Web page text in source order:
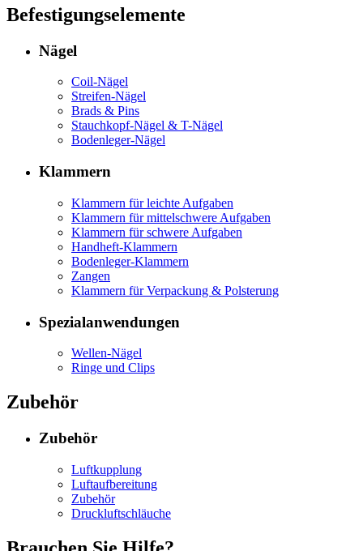
Befestigungselemente
Nägel
Coil-Nägel
Streifen-Nägel
Brads & Pins
Stauchkopf-Nägel & T-Nägel
Bodenleger-Nägel
Klammern
Klammern für leichte Aufgaben
Klammern für mittelschwere Aufgaben
Klammern für schwere Aufgaben
Handheft-Klammern
Bodenleger-Klammern
Zangen
Klammern für Verpackung & Polsterung
Spezialanwendungen
Wellen-Nägel
Ringe und Clips
Zubehör
Zubehör
Luftkupplung
Luftaufbereitung
Zubehör
Druckluftschläuche